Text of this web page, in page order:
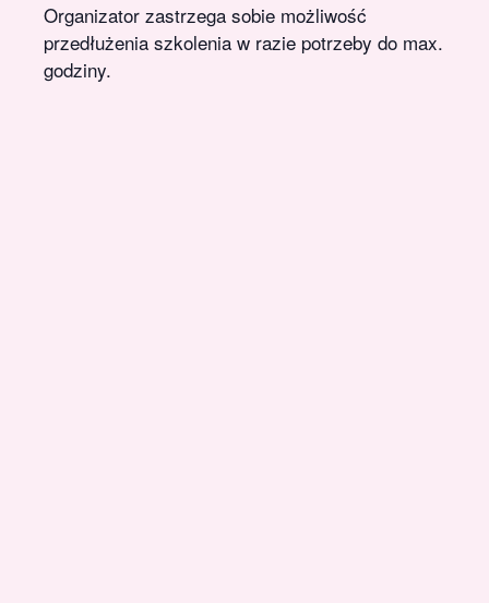
Organizator zastrzega sobie możliwość
przedłużenia szkolenia w razie potrzeby do max. 1
godziny.